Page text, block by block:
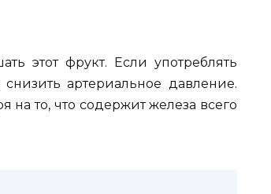
этот фрукт. Если употреблять
артериальное давление.
на то, что содержит железа всего